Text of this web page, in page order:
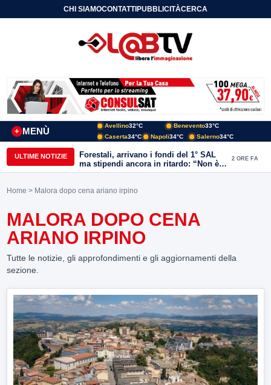
CHI SIAMOCONTATTIPUBBLICITÀCERCA
MENÙ
+
Avellino32°C Benevento33°C
Caserta34°C Napoli34°C Salerno34°C
ULTIME NOTIZIE
Forestali, arrivano i fondi del 1° SAL
ma stipendi ancora in ritardo: “Non è
più sostenibile”
2 ORE FA
Home > Malora dopo cena ariano irpino
MALORA DOPO CENA
ARIANO IRPINO
Tutte le notizie, gli approfondimenti e gli aggiornamenti della
sezione.